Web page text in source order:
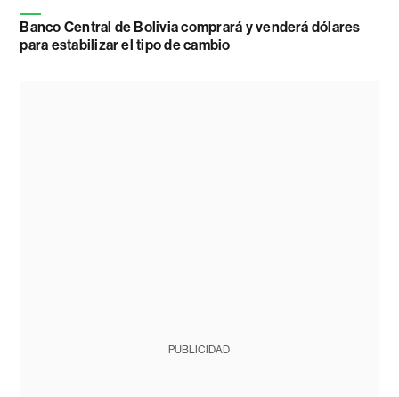
Banco Central de Bolivia comprará y venderá dólares
para estabilizar el tipo de cambio
PUBLICIDAD